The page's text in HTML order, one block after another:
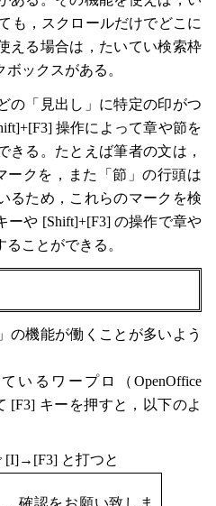
も，スクロールだけでどこに
える場合は，たいてい検索枠
ックスがある。
の「見出し」に特定の印がつ
操作によって章や節を
きる。たとえば筆者の文は，
ークを，また「節」の行頭は
るため，これらのマークを検
ーや [Shift]+[F3] の操作で章や
ことができる。
機能が働くことが多いよう
るワープロ（OpenOffice
[F3] キーを押すと，以下のよ
[I]→[F3] と打つと
確認をお願い致しま